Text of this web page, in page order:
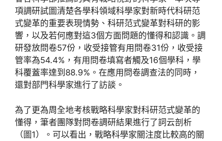
項調研試圖清楚各學科領域科學家對新時代科研范
式變革的重要表現情勢、科研范式變革對科研的影
響，以及若何應對這3個方面問題的懂得和認識。調
研發放問卷57份，收受接管有用問卷31份，收受接
管率為54.4%，有用問卷填寫者觸及16個學科，學
科覆蓋率達到88.9%。在應用問卷調查法的同時，
還對部門科學家進行了訪談。
為了更為周全地考核戰略科學家對科研范式變革的
懂得，筆者團隊對問卷調研結果進行了詞云剖析
（圖1）。可以看出，戰略科學家關注度比較高的關